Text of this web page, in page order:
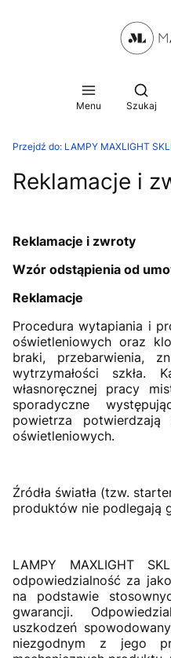
Menu Szukaj
Przejdź do: LAMPY MAXLIGHT SKLEP
Reklamacje i
Reklamacje i zwroty
Wzór odstąpienia od
Reklamacje
Procedura wytapiania i
oświetleniowych oraz
braki, przebarwienia,
wytrzymałości szkła.
własnoręcznej pracy
sporadyczne
powietrza
oświetleniowych.
Źródła światła (tzw.
produktów nie podlegają
LAMPY MAXLIGHT
odpowiedzialność za
na podstawie
gwarancji.
uszkodzeń
niezgodnym z jego